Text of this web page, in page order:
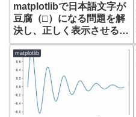
matplotlibで日本語文字が
豆腐（□）になる問題を解
決し、正しく表示させる方
法
matplotlib